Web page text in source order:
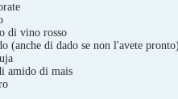
di vino rosso
(anche di dado se non l'avete pronto)
amido di mais